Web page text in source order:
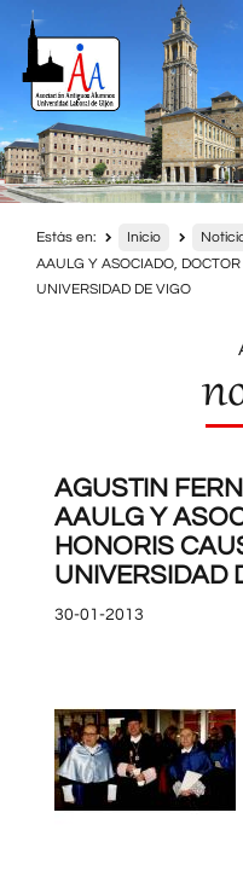
Estás en: Inicio
AAULG Y ASOCIADO,
UNIVERSIDAD DE VIGO
AGUSTIN
AAULG Y
HONORIS
UNIVERSIDAD
30-01-2013